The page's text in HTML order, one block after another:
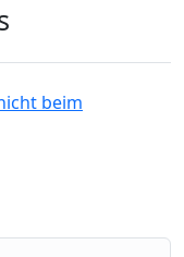
beim